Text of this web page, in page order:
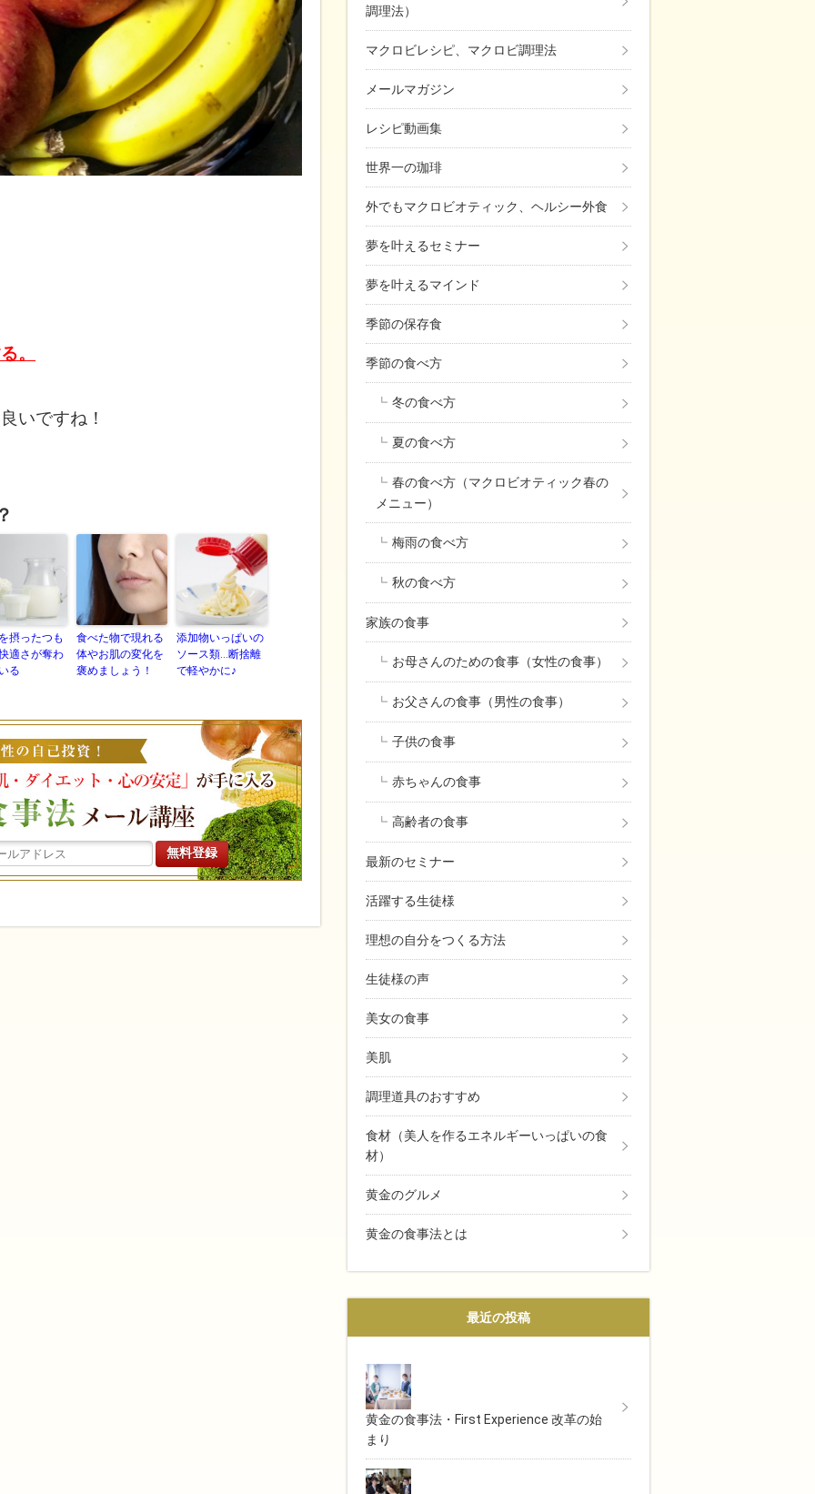
。
いですね！
摂ったつも
適さが奪わ
る
食べた物で現れる
体やお肌の変化を
褒めましょう！
添加物いっぱいの
ソース類…断捨離
で軽やかに♪
働く女性の自己投資！忙しくても「体質改善・美肌・ダイエ
調理法）
マクロビレシピ、マクロビ調理法
メールマガジン
レシピ動画集
世界一の珈琲
外でもマクロビオティック、ヘルシー外食
夢を叶えるセミナー
夢を叶えるマインド
季節の保存食
季節の食べ方
冬の食べ方
夏の食べ方
春の食べ方（マクロビオティック春の
メニュー）
梅雨の食べ方
秋の食べ方
家族の食事
お母さんのための食事（女性の食事）
お父さんの食事（男性の食事）
子供の食事
赤ちゃんの食事
高齢者の食事
最新のセミナー
活躍する生徒様
理想の自分をつくる方法
生徒様の声
美女の食事
美肌
調理道具のおすすめ
食材（美人を作るエネルギーいっぱいの食
材）
黄金のグルメ
黄金の食事法とは
最近の投稿
黄金の食事法・First Experience 改革の始
まり